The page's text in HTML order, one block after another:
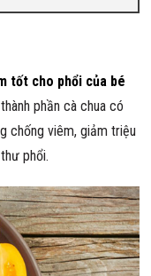
tốt cho phổi của bé
phần cà chua có
chống viêm, giảm triệu
phổi.